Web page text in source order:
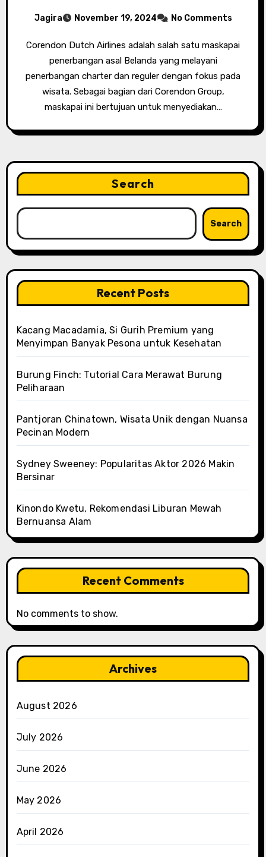
Jagira November 19, 2024 No Comments
Corendon Dutch Airlines adalah salah satu maskapai
penerbangan asal Belanda yang melayani
penerbangan charter dan reguler dengan fokus pada
wisata. Sebagai bagian dari Corendon Group,
maskapai ini bertujuan untuk menyediakan…
Search
Search
Recent Posts
Kacang Macadamia, Si Gurih Premium yang
Menyimpan Banyak Pesona untuk Kesehatan
Burung Finch: Tutorial Cara Merawat Burung
Peliharaan
Pantjoran Chinatown, Wisata Unik dengan Nuansa
Pecinan Modern
Sydney Sweeney: Popularitas Aktor 2026 Makin
Bersinar
Kinondo Kwetu, Rekomendasi Liburan Mewah
Bernuansa Alam
Recent Comments
No comments to show.
Archives
August 2026
July 2026
June 2026
May 2026
April 2026